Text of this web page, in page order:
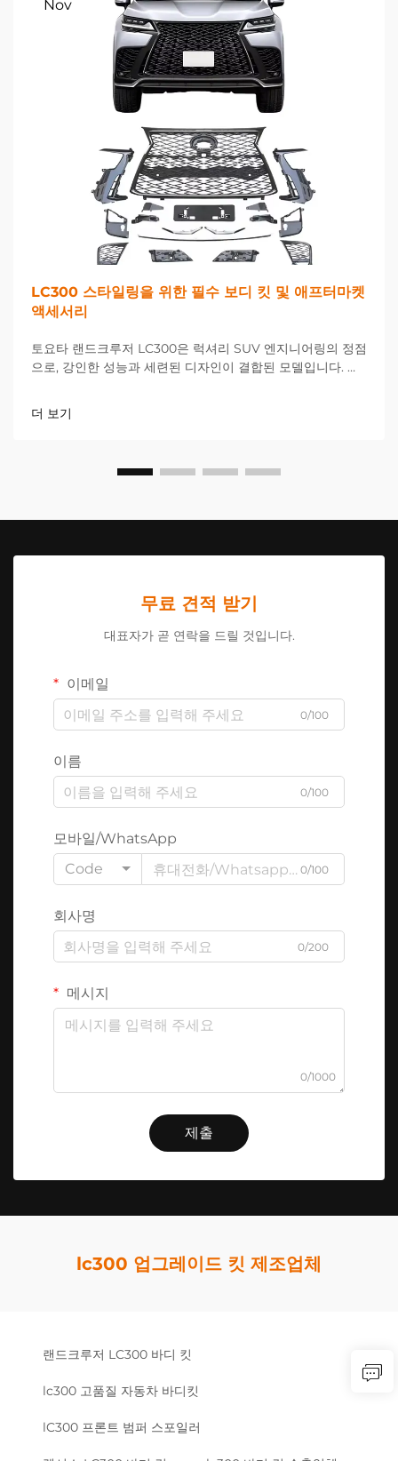
Nov
LC300 스타일링을 위한 필수 보디 킷 및 애프터마켓
액세서리
토요타 랜드크루저 LC300은 럭셔리 SUV 엔지니어링의 정점
으로, 강인한 성능과 세련된 디자인이 결합된 모델입니다. 차
마켓 업계는 다양한...
더 보기
무료 견적 받기
대표자가 곧 연락을 드릴 것입니다.
이메일
0/100
이름
0/100
모바일/WhatsApp
Code
0/100
회사명
0/200
메시지
0/1000
제출
lc300 업그레이드 킷 제조업체
랜드크루저 LC300 바디 킷
lc300 고품질 자동차 바디킷
lC300 프론트 범퍼 스포일러